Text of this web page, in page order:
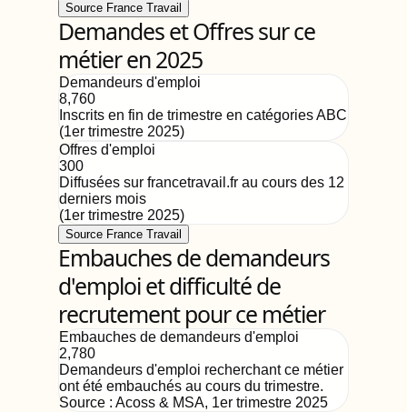
Source France Travail
Demandes et Offres sur ce
métier en 2025
Demandeurs d'emploi
8,760
Inscrits en fin de trimestre en catégories ABC
(1er trimestre 2025)
Offres d'emploi
300
Diffusées sur francetravail.fr au cours des 12
derniers mois
(1er trimestre 2025)
Source France Travail
Embauches de demandeurs
d'emploi et difficulté de
recrutement pour ce métier
Embauches de demandeurs d'emploi
2,780
Demandeurs d'emploi recherchant ce métier
ont été embauchés au cours du trimestre.
Source : Acoss & MSA, 1er trimestre 2025